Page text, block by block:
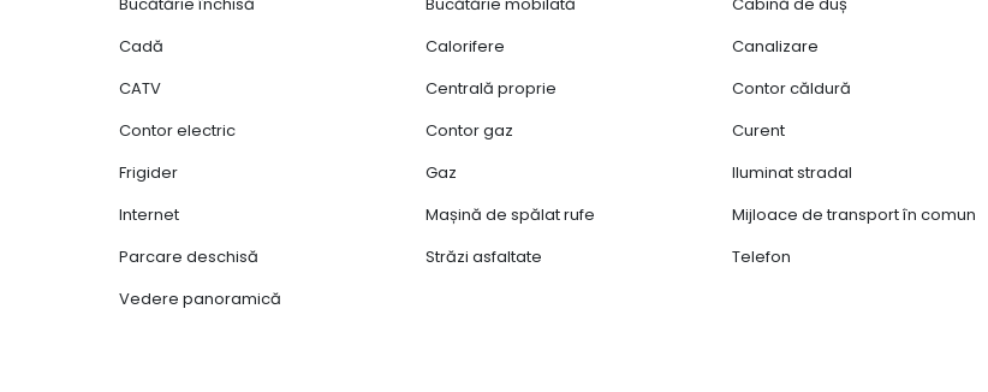
Cadă
Calorifere
Canalizare
CATV
Centrală proprie
Contor căldură
Contor electric
Contor gaz
Curent
Frigider
Gaz
Iluminat stradal
Internet
Mașină de spălat rufe
Mijloace de transport în comun
Parcare deschisă
Străzi asfaltate
Telefon
Vedere panoramică